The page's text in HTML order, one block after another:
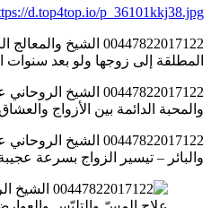
d.top4top.io/p_36101kkj38.jpg
00447822017122 الشيخ
المطلقة إلى زوجها ولو بعد سنوات
00447822017122
والمحبة الدائمة بين الأزواج والعشاق
00447822017122
والبائر – تيسير الزواج بسرعة